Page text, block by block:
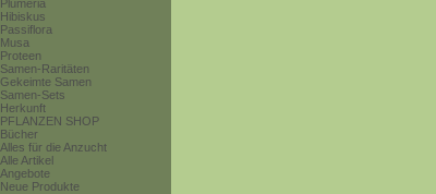
Plumeria
Hibiskus
Passiflora
Musa
Proteen
Samen-Raritäten
Gekeimte Samen
Samen-Sets
Herkunft
PFLANZEN SHOP
Bücher
Alles für die Anzucht
Alle Artikel
Angebote
Neue Produkte